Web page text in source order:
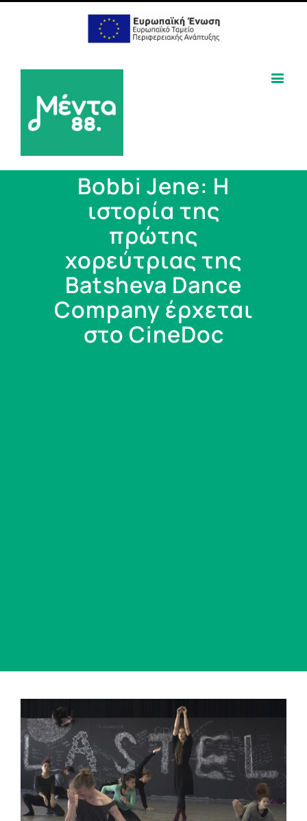
Bobbi Jene: Η
ιστορία της
πρώτης
χορεύτριας της
Batsheva Dance
Company έρχεται
στο CineDoc
Larger
Image